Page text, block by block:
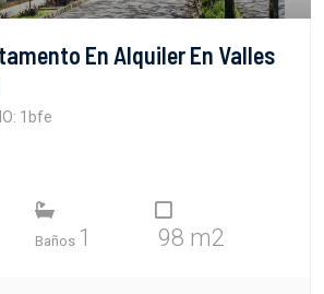
En Alquiler En Valles
1bfe
Baños 1 98 m2